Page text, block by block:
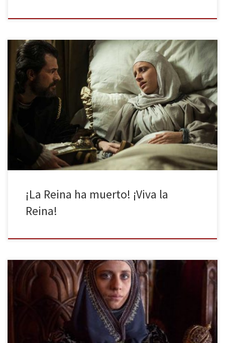
Acaba la tercera y última temporada de la serie histórica de
Televisión Española. Isabel se despide de nuestras pantallas con
máximo de la temporada, con el apoyo de crítica y público, y la
tranquilidad del trabajo bien hecho. ¿En qué se parecen Isabel I
de Castilla y Mariano Rajoy? Sí, […]
¡La Reina ha muerto! ¡Viva la
Reina!
Con más de 2,9 millones de espectadores (el 17.6% de la cuota
del share) Isabel, lidera una vez más la batalla de audiencias,
superando a las otras dos grandes apuestas de la temporada: ‘Top
Chef’ y El Chiringuito de Pepe. Comienza la cuenta atrás para el